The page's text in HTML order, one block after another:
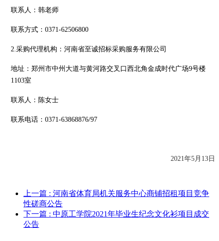
联系人： 韩老师
联系方式： 0371-62506800
2.采购代理机构：河南省至诚招标采购服务有限公司
地址：郑州市中州大道与黄河路交叉口西北角金成时代广场9号楼
1103室
联系人： 陈女士
联系电话： 0371-63868876/97
2021年5月 13 日
上一篇 : 河南省体育局机关服务中心商铺招租项目竞争
性磋商公告
下一篇 : 中原工学院2021年毕业生纪念文化衫项目成交
公告